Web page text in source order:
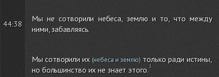
44:38
Мы не сотворили небеса, землю и то, что между
ними, забавляясь.
Мы сотворили их (небеса и землю)только ради истины,
но большинство их не знает этого.